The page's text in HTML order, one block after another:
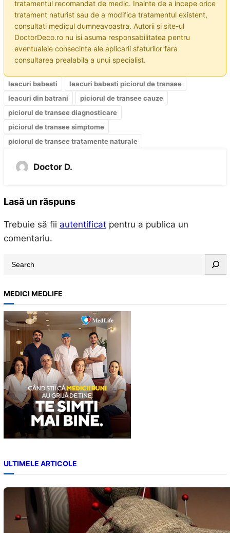
tratamentul recomandat de medic. Inainte de a incepe orice
tratament naturist sau de a modifica tratamentul existent,
consultati medicul dumneavoastra. Autorii si site-ul
DoctorDeco.ro nu isi asuma responsabilitatea pentru
eventualele consecinte ale aplicarii sfaturilor fara
consultarea prealabila a unui specialist.
leacuri babesti
leacuri babesti piciorul de transee
leacuri din batrani
piciorul de transee cauze
piciorul de transee diagnosticare
piciorul de transee simptome
piciorul de transee tratamente naturale
Doctor D.
Lasă un răspuns
Trebuie să fii autentificatpentru a publica un
comentariu.
a
r
c
h
MEDICI MEDLIFE
ULTIMELE ARTICOLE